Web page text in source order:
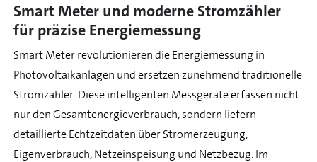
Smart Meter und moderne Stromzähler
für präzise Energiemessung
Smart Meter revolutionieren die Energiemessung in
Photovoltaikanlagen und ersetzen zunehmend traditionelle
Stromzähler. Diese intelligenten Messgeräte erfassen nicht
nur den Gesamtenergieverbrauch, sondern liefern
detaillierte Echtzeitdaten über Stromerzeugung,
Eigenverbrauch, Netzeinspeisung und Netzbezug. Im